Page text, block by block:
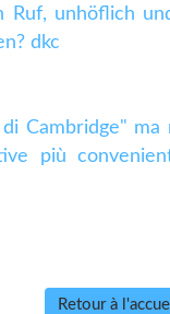
unhöflich
dkc
Cambridge"
più
Retour à